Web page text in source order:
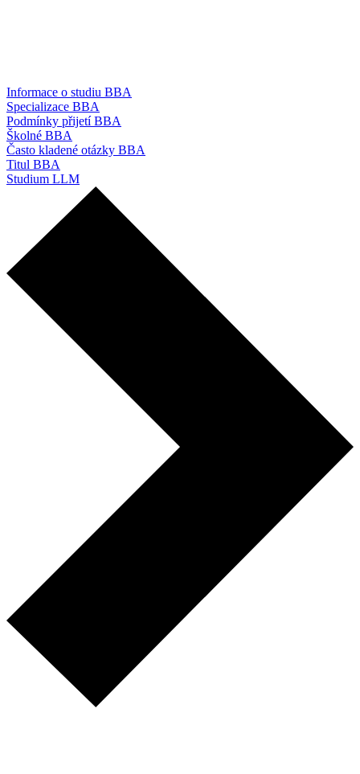
Informace o studiu BBA
Specializace BBA
Podmínky přijetí BBA
Školné BBA
Často kladené otázky BBA
Titul BBA
Studium LLM